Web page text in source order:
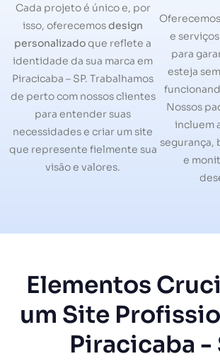
Cada projeto é único e, por
isso, oferecemosdesign
personalizadoque reflete a
identidade da sua marca em
Piracicaba – SP. Trabalhamos
de perto com nossos clientes
para entender suas
necessidades e criar um site
que represente fielmente sua
visão e valores.
e
para
esteja
Nossos
incluem
segurança,
e
Elementos
um Site
Piracicaba -